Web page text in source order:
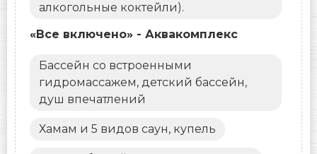
алкогольные коктейли).
«Все включено» - Аквакомплекс
Бассейн со встроенными
гидромассажем, детский бассейн,
душ впечатлений
Хамам и 5 видов саун, купель